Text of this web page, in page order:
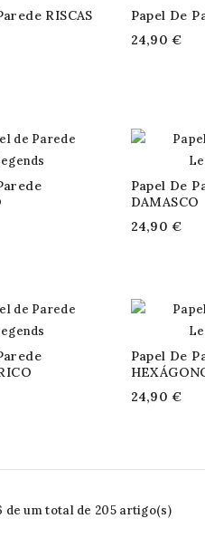
RISCAS
Papel De
24,90 €
Papel De
DAMASCO
24,90 €
Papel De
24,90 €
de um total de 205 artigo(s)